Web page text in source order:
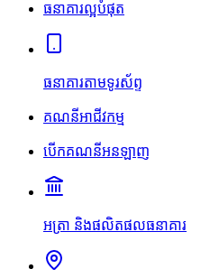
ធនាគារល្អបំផុត
ធនាគារតាមទូរស័ព្ទ
គណនីអាជីវកម្ម
បើកគណនីអនឡាញ
អត្រា និងផលិតផលធនាគារ